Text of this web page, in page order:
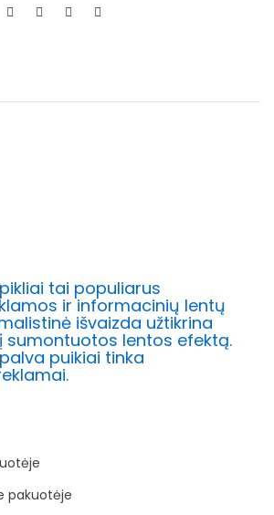
tai populiarus
ir informacinių lentų
išvaizda užtikrina
sumontuotos lentos efektą.
puikiai tinka
pakuotėje